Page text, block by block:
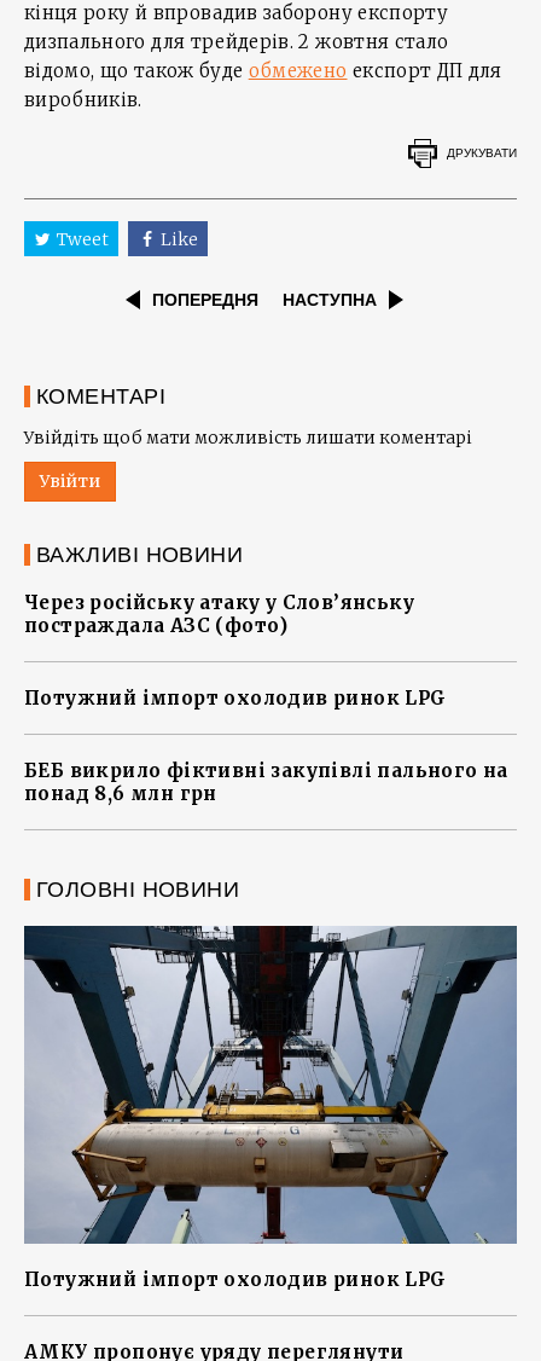
кінця року й впровадив заборону експорту
дизпального для трейдерів. 2 жовтня стало
відомо, що також буде обмежено експорт ДП для
виробників.
ДРУКУВАТИ
Tweet Like
ПОПЕРЕДНЯ НАСТУПНА
КОМЕНТАРІ
Увійдіть щоб мати можливість лишати коментарі
Увійти
ВАЖЛИВІ НОВИНИ
Через російську атаку у Слов’янську
постраждала АЗС (фото)
Потужний імпорт охолодив ринок LPG
БЕБ викрило фіктивні закупівлі пального на
понад 8,6 млн грн
ГОЛОВНІ НОВИНИ
Потужний імпорт охолодив ринок LPG
АМКУ пропонує уряду переглянути